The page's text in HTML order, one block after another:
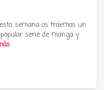
semana os traemos un
serie de manga y